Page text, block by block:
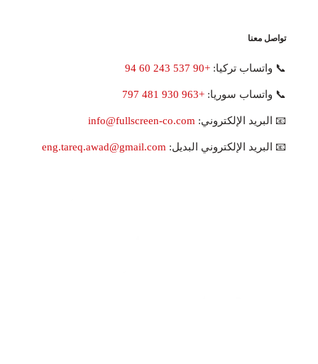
تواصل معنا
📞 واتساب تركيا: +90 537 243 60 94
📞 واتساب سوريا: +963 930 481 797
📧 البريد الإلكتروني: info@fullscreen-co.com
📧 البريد الإلكتروني البديل: eng.tareq.awad@gmail.com